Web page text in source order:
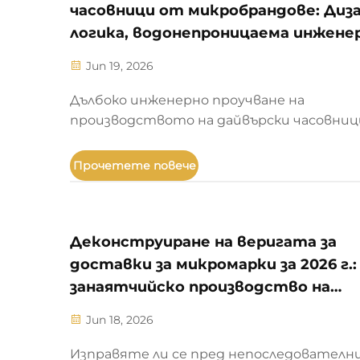
часовници от микробрандове:
логика, водонепроницаема
поръчка (OEM)
Jun 19, 2026
Дълбоко инженерно проучване на
производството на дайвърски
деформацията на кристала под налягане,
металургията на титановата и
ципа.
Прочетете повече
Деконструиране на веригата за
доставки за микромарки за 2026 г.:
занаятчийско производство на
OEM партньори
Jun 18, 2026
Изправяте ли се пред